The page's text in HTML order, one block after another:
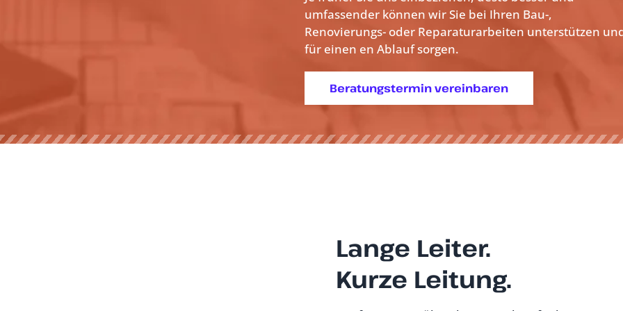
umfassender können wir Sie bei Ihren Bau-,
Renovierungs- oder Reparaturarbeiten unterstützen
für einen en Ablauf sorgen.
Beratungstermin vereinbaren
Lange Leiter.
Kurze Leitung.